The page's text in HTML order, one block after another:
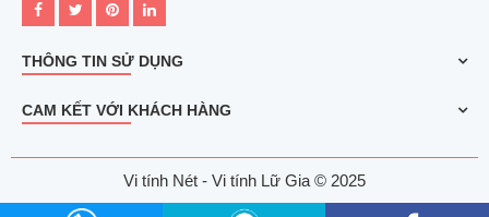
THÔNG TIN SỬ DỤNG
CAM KẾT VỚI KHÁCH HÀNG
Vi tính Nét - Vi tính Lữ Gia © 2025